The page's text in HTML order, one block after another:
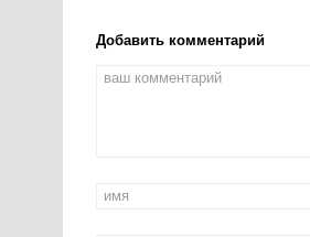
Добавить комментарий